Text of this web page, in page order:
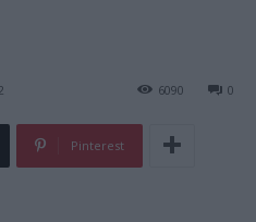
0
6090
Pinterest